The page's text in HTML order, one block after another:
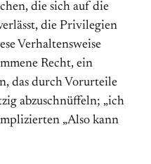
die sich auf die
die Privilegien
Verhaltensweise
Recht, ein
das durch Vorurteile
abzuschnüffeln; „ich
„Also kann